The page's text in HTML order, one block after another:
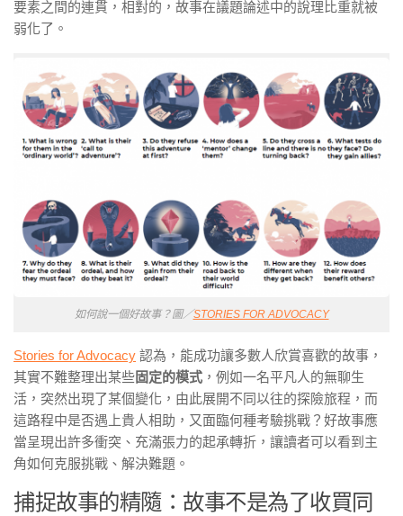
要素之間的連貫，相對的，故事在議題論述中的說理比重就被
弱化了。
如何說一個好故事？圖／STORIES FOR ADVOCACY
Stories for Advocacy 認為，能成功讓多數人欣賞喜歡的故事，
其實不難整理出某些固定的模式 ，例如一名平凡人的無聊生
活，突然出現了某個變化，由此展開不同以往的探險旅程，而
這路程中是否遇上貴人相助，又面臨何種考驗挑戰？好故事應
當呈現出許多衝突、充滿張力的起承轉折，讓讀者可以看到主
角如何克服挑戰、解決難題。
捕捉故事的精隨：故事不是為了收買同